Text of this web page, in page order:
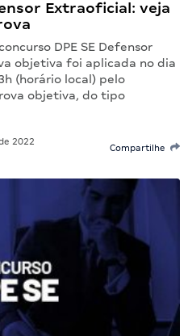
Extraoficial: veja
DPE SE Defensor
objetiva foi aplicada no dia
(horário local) pelo
objetiva, do tipo
2022
Compartilhe